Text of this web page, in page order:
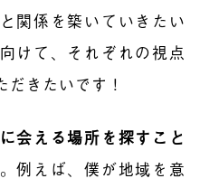
関係を築いていきたい
けて、それぞれの視点
だきたいです！
会える場所を探すこと
例えば、僕が地域を意